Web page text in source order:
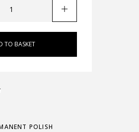
TO BASKET
POLISH